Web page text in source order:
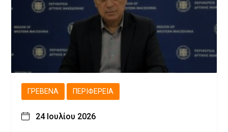
ΓΡΕΒΕΝΆ ΠΕΡΙΦΈΡΕΙΑ
24 Ιουλίου 2026